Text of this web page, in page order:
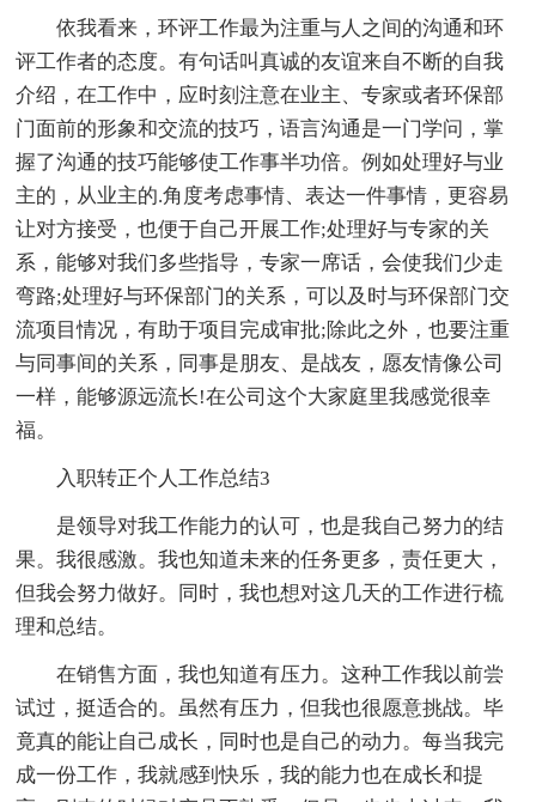
依我看来，环评工作最为注重与人之间的沟通和环
评工作者的态度。有句话叫真诚的友谊来自不断的自我
介绍，在工作中，应时刻注意在业主、专家或者环保部
门面前的形象和交流的技巧，语言沟通是一门学问，掌
握了沟通的技巧能够使工作事半功倍。例如处理好与业
主的，从业主的.角度考虑事情、表达一件事情，更容易
让对方接受，也便于自己开展工作;处理好与专家的关
系，能够对我们多些指导，专家一席话，会使我们少走
弯路;处理好与环保部门的关系，可以及时与环保部门交
流项目情况，有助于项目完成审批;除此之外，也要注重
与同事间的关系，同事是朋友、是战友，愿友情像公司
一样，能够源远流长!在公司这个大家庭里我感觉很幸
福。
入职转正个人工作总结3
是领导对我工作能力的认可，也是我自己努力的结
果。我很感激。我也知道未来的任务更多，责任更大，
但我会努力做好。同时，我也想对这几天的工作进行梳
理和总结。
在销售方面，我也知道有压力。这种工作我以前尝
试过，挺适合的。虽然有压力，但我也很愿意挑战。毕
竟真的能让自己成长，同时也是自己的动力。每当我完
成一份工作，我就感到快乐，我的能力也在成长和提